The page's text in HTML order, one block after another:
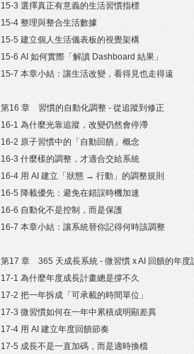
15-3 選擇真正有意義的生活習慣指標
15-4 整理與整合生活數據
15-5 建立個人生活儀表板的視覺架構
15-6 AI 如何實際「解讀 Dashboard 結果」
15-7 本章小結：讓生活改變，看得見也走得遠
第16 章 習慣的自動化調整 - 從追蹤到修正
16-1 為什麼光靠追蹤，改變仍然會停滯
16-2 原子習慣中的「自動回饋」概念
16-3 什麼樣的調整，才適合交給系統
16-4 用 AI 建立「狀態 → 行動」的調整規則
16-5 降載優先：避免在錯誤時機加速
16-6 自動化不是控制，而是保護
16-7 本章小結：讓系統替你記得何時該調整
第17 章 365 天成長系統 - 微習慣 x AI 回饋的年度
17-1 為什麼年度成長計畫總是撐不久
17-2 把一年拆成「可承載的時間單位」
17-3 微習慣如何在一年中累積成明顯差異
17-4 用 AI 建立年度回饋節奏
17-5 成長不是一直加碼，而是適時換檔